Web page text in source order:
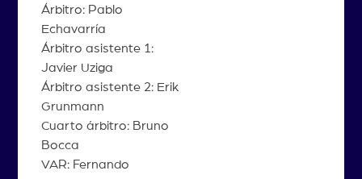
Árbitro: Pablo
Echavarría
Árbitro asistente 1:
Javier Uziga
Árbitro asistente 2: Erik
Grunmann
Cuarto árbitro: Bruno
Bocca
VAR: Fernando